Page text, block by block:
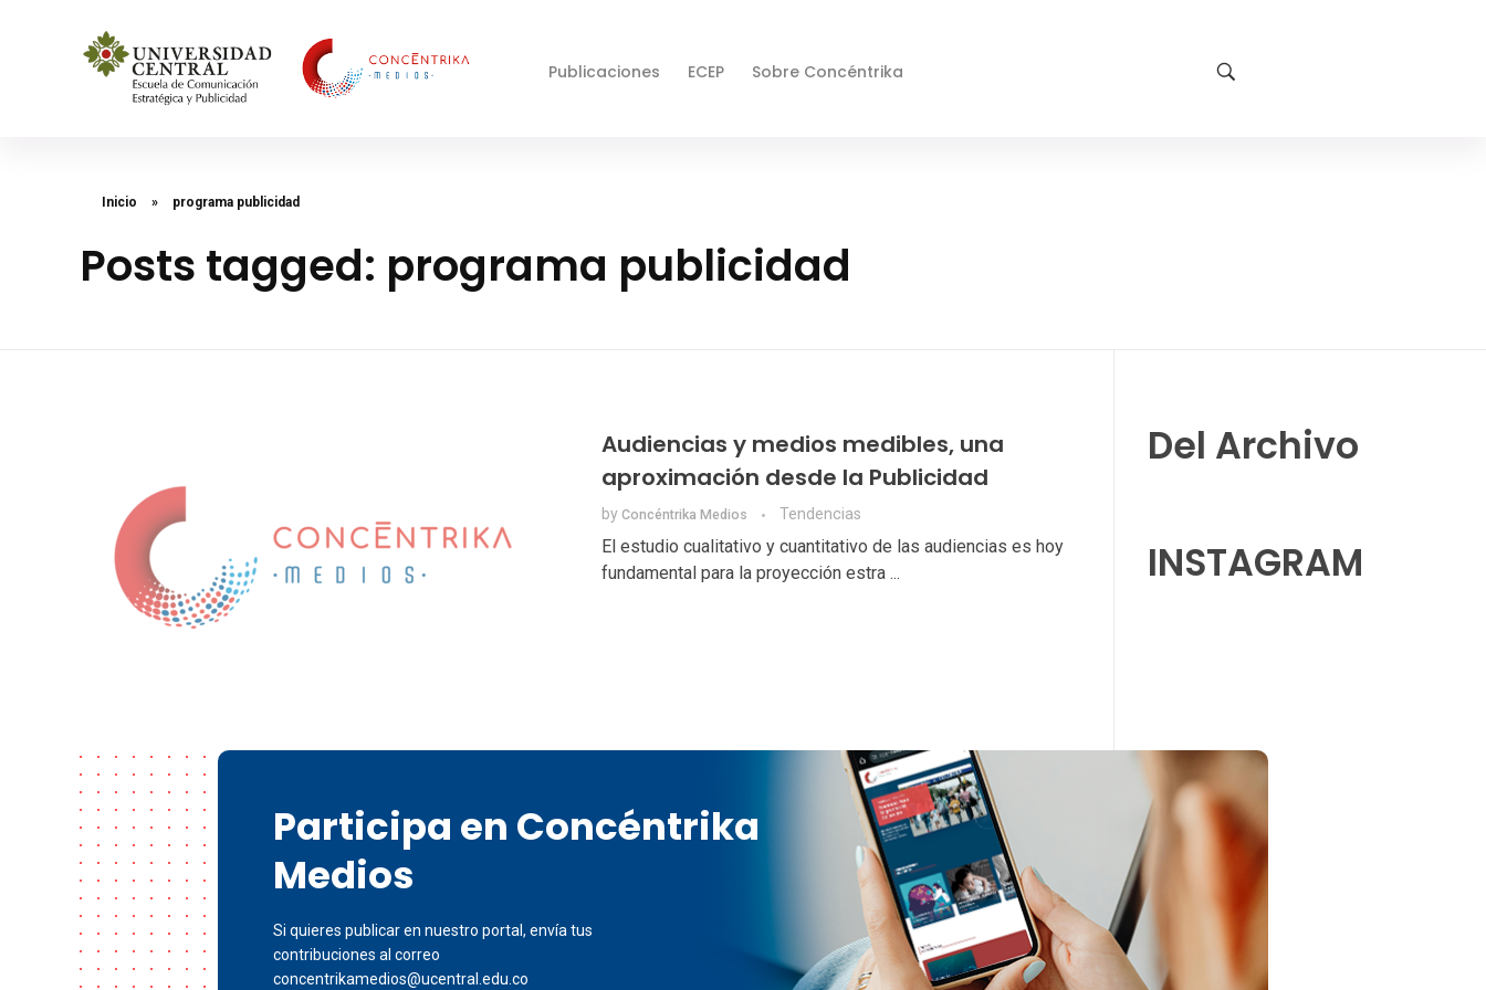
Publicaciones ECEP Sobre Concéntrika
Inicio » programa publicidad
Posts tagged: programa publicidad
Audiencias y medios medibles, una
aproximación desde la Publicidad
by Concéntrika Medios Tendencias
El estudio cualitativo y cuantitativo de las audiencias es hoy
fundamental para la proyección estra ...
Del Archivo
INSTAGRAM
Participa en Concéntrika
Medios
Si quieres publicar en nuestro portal, envía tus
contribuciones al correo
concentrikamedios@ucentral.edu.co